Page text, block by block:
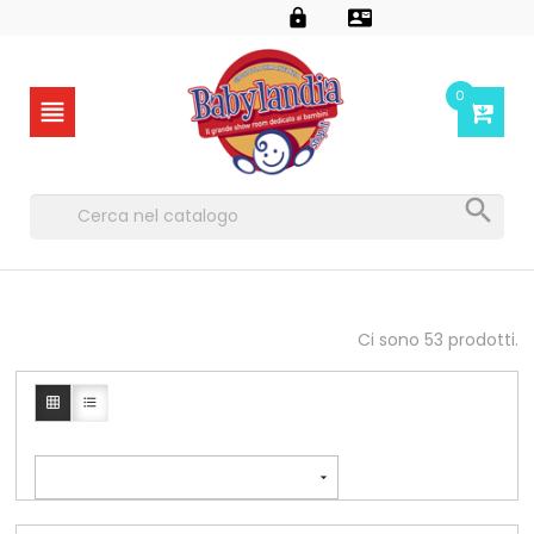
 
 0

Ci sono 53 prodotti.
 
